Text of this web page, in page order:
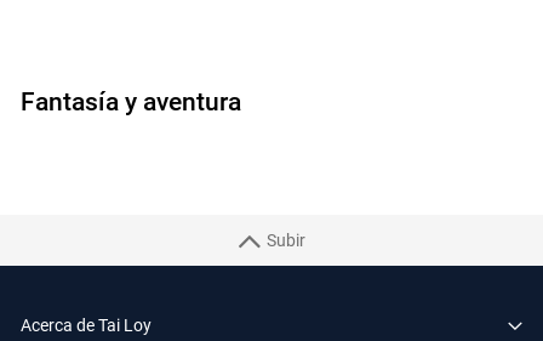
Fantasía y aventura
Subir
Acerca de Tai Loy